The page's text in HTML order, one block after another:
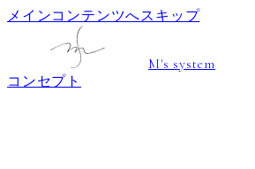
メインコンテンツへスキップ
M's system
コンセプト